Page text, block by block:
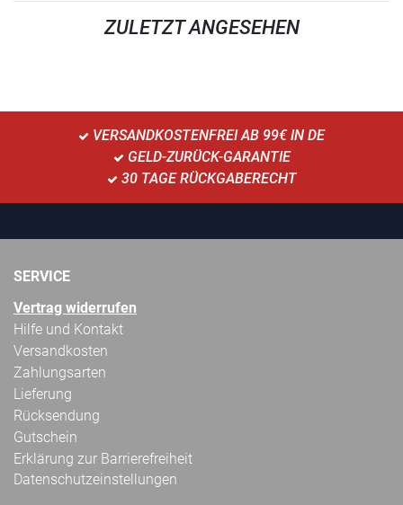
ZULETZT ANGESEHEN
VERSANDKOSTENFREI AB 99€ IN DE
GELD-ZURÜCK-GARANTIE
30 TAGE RÜCKGABERECHT
SERVICE
Vertrag widerrufen
Hilfe und Kontakt
Versandkosten
Zahlungsarten
Lieferung
Rücksendung
Gutschein
Erklärung zur Barrierefreiheit
Datenschutzeinstellungen